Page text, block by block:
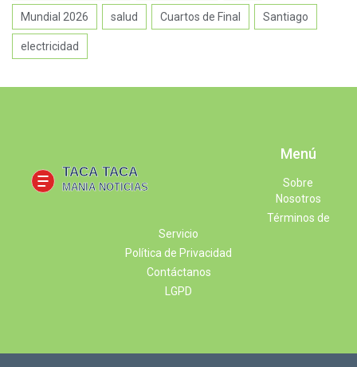
Mundial 2026 salud Cuartos de Final Santiago
electricidad
Menú
Sobre
Nosotros
Términos de
Servicio
Política de Privacidad
Contáctanos
LGPD